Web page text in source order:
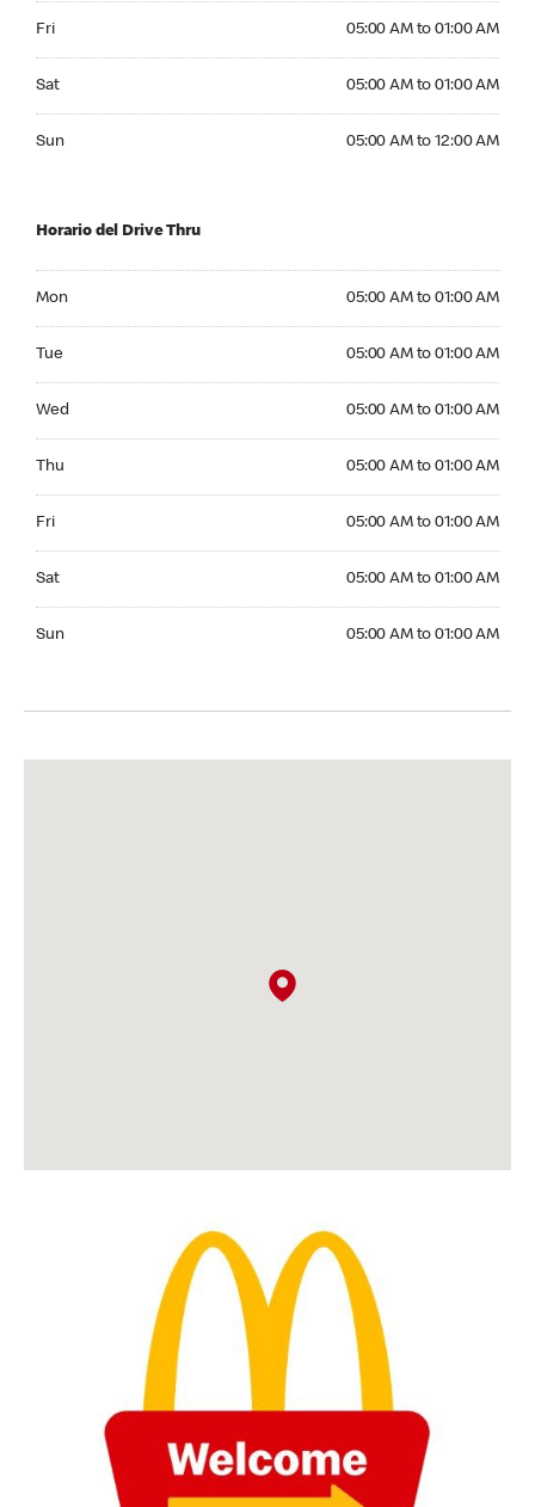
Fri 05:00 AM to 01:00 AM
Sat 05:00 AM to 01:00 AM
Sun 05:00 AM to 12:00 AM
Horario del Drive Thru
Mon 05:00 AM to 01:00 AM
Tue 05:00 AM to 01:00 AM
Wed 05:00 AM to 01:00 AM
Thu 05:00 AM to 01:00 AM
Fri 05:00 AM to 01:00 AM
Sat 05:00 AM to 01:00 AM
Sun 05:00 AM to 01:00 AM